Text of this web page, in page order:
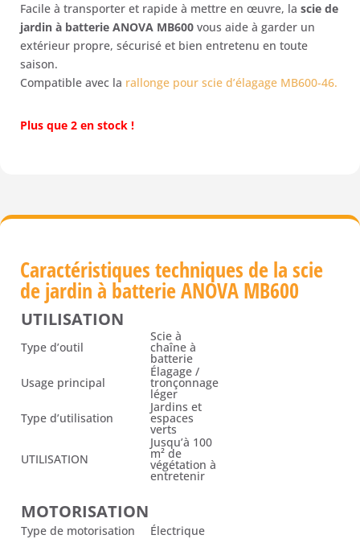
Facile à transporter et rapide à mettre en œuvre, la scie de
jardin à batterie ANOVA MB600 vous aide à garder un
extérieur propre, sécurisé et bien entretenu en toute
saison.
Compatible avec la rallonge pour scie d’élagage MB600-46.
Plus que 2 en stock !
Caractéristiques techniques de la scie
de jardin à batterie ANOVA MB600
UTILISATION
Type d’outil
Scie à
chaîne à
batterie
Usage principal
Élagage /
tronçonnage
léger
Type d’utilisation
Jardins et
espaces
verts
UTILISATION
Jusqu’à 100
m² de
végétation à
entretenir
MOTORISATION
Type de motorisation
Électrique